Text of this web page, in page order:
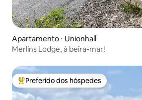
Apartamento ⋅ Unionhall
Merlins Lodge, à beira-mar!
Entre os melhores preferidos dos
Preferido dos hóspedes